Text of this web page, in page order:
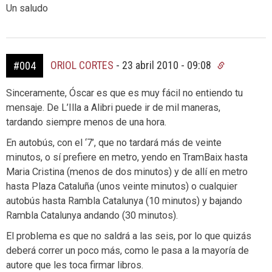
Un saludo
#004 ORIOL CORTES - 23 abril 2010 - 09:08
Sinceramente, Óscar es que es muy fácil no entiendo tu
mensaje. De L’Illa a Alibri puede ir de mil maneras,
tardando siempre menos de una hora.
En autobús, con el ‘7’, que no tardará más de veinte
minutos, o sí prefiere en metro, yendo en TramBaix hasta
Maria Cristina (menos de dos minutos) y de allí en metro
hasta Plaza Cataluña (unos veinte minutos) o cualquier
autobús hasta Rambla Catalunya (10 minutos) y bajando
Rambla Catalunya andando (30 minutos).
El problema es que no saldrá a las seis, por lo que quizás
deberá correr un poco más, como le pasa a la mayoría de
autore que les toca firmar libros.